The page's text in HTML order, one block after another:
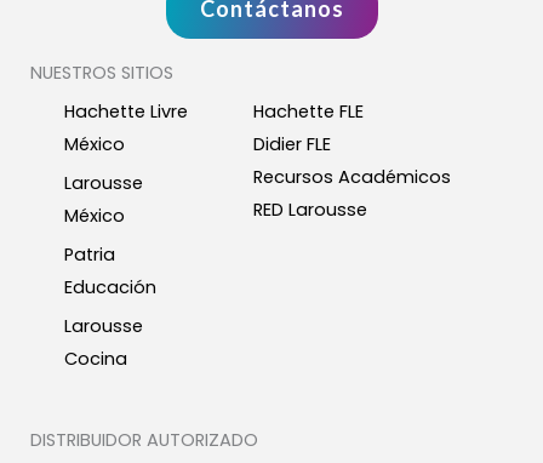
Contáctanos
NUESTROS SITIOS
Hachette Livre
México
Larousse
México
Patria
Educación
Larousse
Cocina
Hachette FLE
Didier FLE
Recursos Académicos
RED Larousse
DISTRIBUIDOR AUTORIZADO